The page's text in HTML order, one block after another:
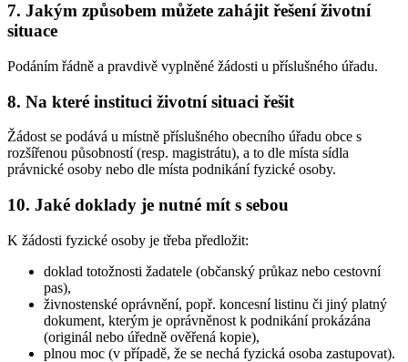
7. Jakým způsobem můžete zahájit řešení životní
situace
Podáním řádně a pravdivě vyplněné žádosti u příslušného úřadu.
8. Na které instituci životní situaci řešit
Žádost se podává u místně příslušného obecního úřadu obce s
rozšířenou působností (resp. magistrátu), a to dle místa sídla
právnické osoby nebo dle místa podnikání fyzické osoby.
10. Jaké doklady je nutné mít s sebou
K žádosti fyzické osoby je třeba předložit:
doklad totožnosti žadatele (občanský průkaz nebo cestovní
pas),
živnostenské oprávnění, popř. koncesní listinu či jiný platný
dokument, kterým je oprávněnost k podnikání prokázána
(originál nebo úředně ověřená kopie),
plnou moc (v případě, že se nechá fyzická osoba zastupovat).